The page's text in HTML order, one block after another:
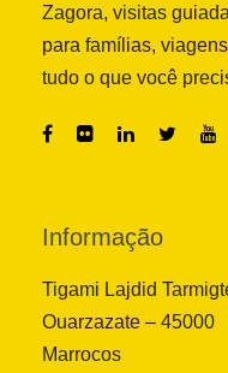
Zagora, visitas
para famílias,
tudo o que você
Informação
Tigami Lajdid
Ouarzazate – 45000
Marrocos